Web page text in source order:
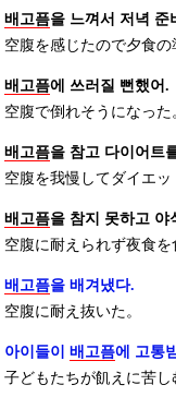
배고픔을 느껴서 저녁 준
空腹を感じたので夕食の
배고픔에 쓰러질 뻔했어.
空腹で倒れそうになった
배고픔을 참고 다이어트
空腹を我慢してダイエッ
배고픔을 참지 못하고 야
空腹に耐えられず夜食を
배고픔을 배겨냈다.
空腹に耐え抜いた。
아이들이 배고픔에 고통
子どもたちが飢えに苦し